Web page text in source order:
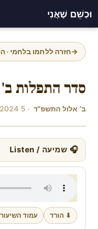
וּכְשֵׁם שֶׁאֲנִי
→חזרה ללחמו בלחמי ·
סדר התפלות ב'
ב' אלול התשפ"ד · 5 Sep 2024
🎧 שמיעה / Listen
⬇ הורד עמוד